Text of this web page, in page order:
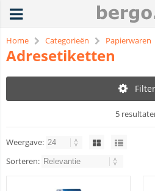
Home Categorieën Papierwaren
Adresetiketten
Filter
5
Weergave:
Sorteren: